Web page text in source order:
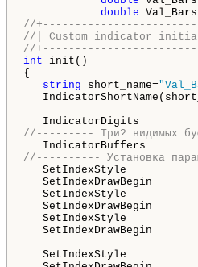
double
//
//| Custom indicator
//
int init()
{
string short_name=
IndicatorDigits
//--------- Три?
IndicatorBuffers
//---------- Установка
SetIndexStyle
SetIndexDrawBegin
SetIndexStyle
SetIndexDrawBegin
SetIndexStyle
SetIndexDrawBegin
SetIndexStyle